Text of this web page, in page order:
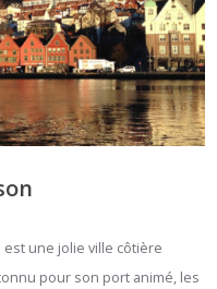
une jolie ville côtière
pour son port animé, les